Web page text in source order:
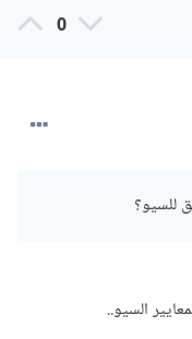
0
للسيو؟
السيو..